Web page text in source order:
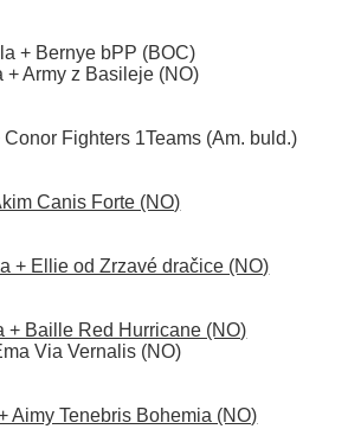
+ Bernye bPP (BOC)
+ Army z Basileje (NO)
Fighters 1Teams (Am. buld.)
Canis Forte (NO)
+ Ellie od Zrzavé dračice (NO)
+ Baille Red Hurricane (NO)
Via Vernalis (NO)
Aimy Tenebris Bohemia (NO)